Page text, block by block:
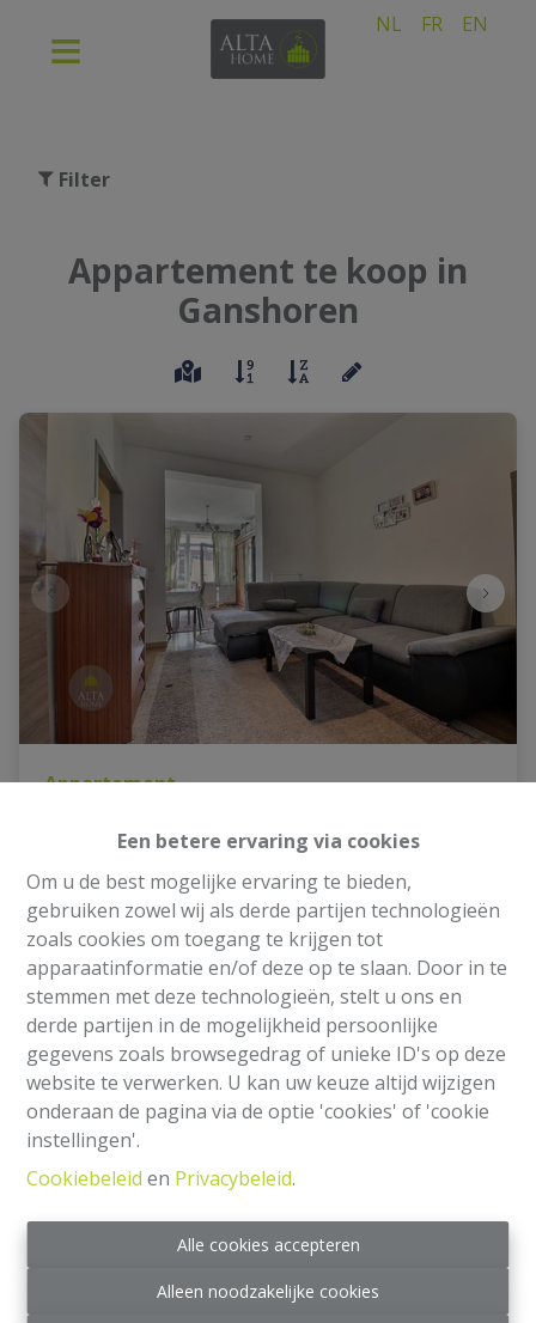
Een betere ervaring via cookies
Om u de best mogelijke ervaring te bieden,
gebruiken zowel wij als derde partijen technologieën
zoals cookies om toegang te krijgen tot
apparaatinformatie en/of deze op te slaan. Door in te
stemmen met deze technologieën, stelt u ons en
derde partijen in de mogelijkheid persoonlijke
gegevens zoals browsegedrag of unieke ID's op deze
website te verwerken. U kan uw keuze altijd wijzigen
onderaan de pagina via de optie 'cookies' of 'cookie
instellingen'.
Cookiebeleid en Privacybeleid.
Alle cookies accepteren
Alleen noodzakelijke cookies
NL FR EN
Filter
Appartement te koop in
Ganshoren
Appartement
Avenue Charles-Quint 87, 1083 Ganshoren
Ref : 2000
€ 215.000
1 1 70 m²